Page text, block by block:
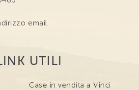
email
UTILI
Case in vendita a Vinci